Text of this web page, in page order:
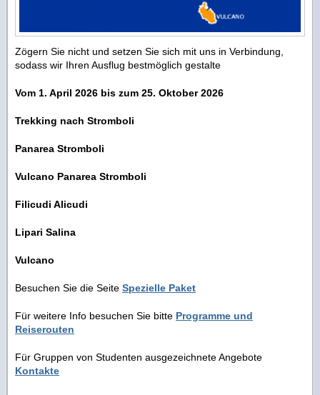
Zögern Sie nicht und setzen Sie sich mit uns in Verbindung,
sodass wir Ihren Ausflug bestmöglich gestalte
Vom 1. April 2026 bis zum 25. Oktober 2026
Trekking nach Stromboli
Panarea Stromboli
Vulcano Panarea Stromboli
Filicudi Alicudi
Lipari Salina
Vulcano
Besuchen Sie die Seite Spezielle Paket
Für weitere Info besuchen Sie bitte Programme und
Reiserouten
Für Gruppen von Studenten ausgezeichnete Angebote
Kontakte